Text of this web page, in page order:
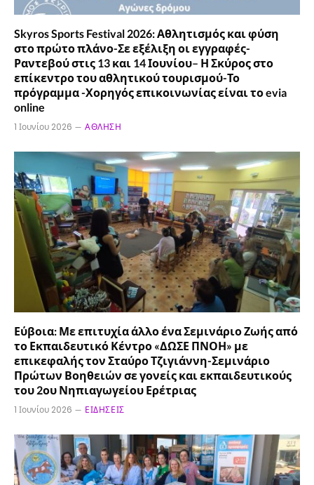
Skyros Sports Festival 2026: Αθλητισμός και φύση
στο πρώτο πλάνο-Σε εξέλιξη οι εγγραφές-
Ραντεβού στις 13 και 14 Ιουνίου– Η Σκύρος στο
επίκεντρο του αθλητικού τουρισμού-Το
πρόγραμμα -Χορηγός επικοινωνίας είναι το evia
online
1 Ιουνίου 2026 ΆΘΛΗΣΗ
Εύβοια: Με επιτυχία άλλο ένα Σεμινάριο Ζωής από
το Εκπαιδευτικό Κέντρο «ΔΩΣΕ ΠΝΟΗ» με
επικεφαλής τον Σταύρο Τζιγιάννη-Σεμινάριο
Πρώτων Βοηθειών σε γονείς και εκπαιδευτικούς
του 2ου Νηπιαγωγείου Ερέτριας
1 Ιουνίου 2026 ΕΙΔΉΣΕΙΣ